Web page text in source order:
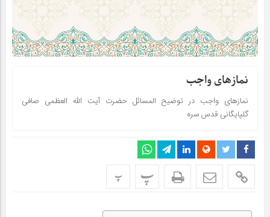
نمازهای واجب
نمازهای واجب در توضیح المسائل حضرت آیت الله العظمی صافی
گلپایگانی قدس سره
پ پ